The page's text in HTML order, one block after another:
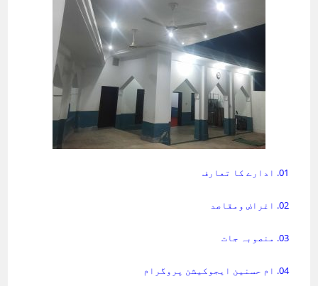
01. ادارے کا تعارف
02. اغراض ومقاصد
03. منصوبہ جات
04. ام حسنین ایجوکیشن پروگرام